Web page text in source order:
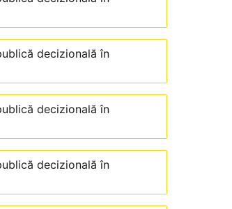
decizională în
decizională în
decizională în